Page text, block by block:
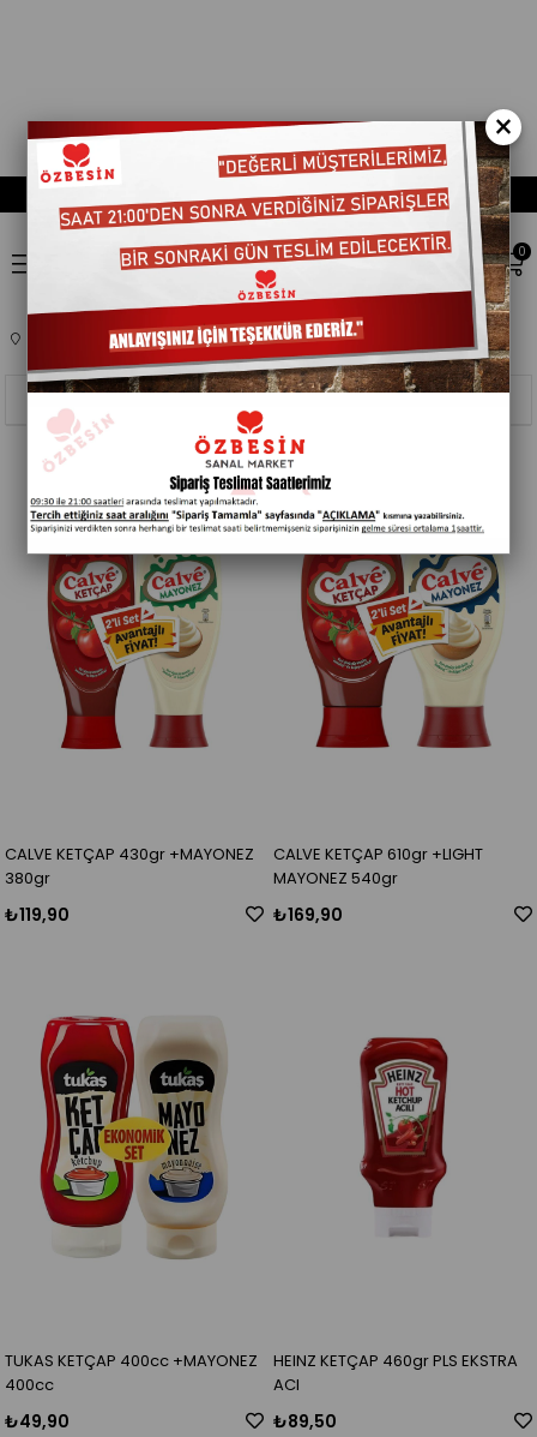
0
TEMEL GIDA KETÇAP-MAYONEZ 401473
Filtreleme
Sıralama
CALVE KETÇAP 430gr +MAYONEZ
380gr
₺119,90
CALVE KETÇAP 610gr +LIGHT
MAYONEZ 540gr
₺169,90
TUKAS KETÇAP 400cc +MAYONEZ
400cc
₺49,90
HEINZ KETÇAP 460gr PLS EKSTRA
ACI
₺89,50
×